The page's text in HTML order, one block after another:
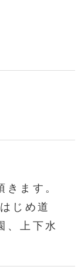
ます。
じめ道
、上下水